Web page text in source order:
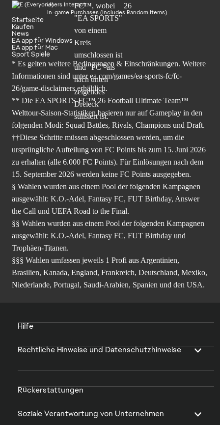
Users Interact
In-game Purchases (Includes Random Items)
Startseite
Kaufen
News
EA app für Windows
EA app für Mac
Sport Spiele
* Es gelten weitere Bedingungen & Einschränkungen. Weitere
Informationen sind unterea.com/games/ea-sports-fc/fc-
26/game-disclaimers erhältlich.
** Die EA SPORTS FC™ 26 Football Ultimate Team™
Welttour-Saison-Statistiken basieren nur auf Gameplay in den
folgenden Modi: Squad Battles, Rivals, Champions und Draft.
††Diese Schritte müssen abgeschlossen werden, um die
ursprüngliche Aufteilung von FC Points bis zum 15. Juni 2026
zu erhalten (alle 6.000 FC Points). Für Einlösungen nach dem
15. September 2026 werden keine FC Points ausgegeben.
§ Wahlen wurden aus einem Pool der folgenden Kampagnen
ausgewählt: K.O.-Adel, Fantasy FC, FUT Birthday, Answer
the Call und UEFA Road to the Final.
§§ Wahlen wurden aus einem Pool der folgenden Kampagnen
ausgewählt: K.O.-Adel, Fantasy FC, FUT Birthday und
Trophäen-Titanen.
§§§ Wahlen umfassen jeweils 1 Profi aus Argentinien,
Brasilien, Kanada, England, Frankreich, Deutschland, Mexiko,
Niederlande, Portugal, Saudi-Arabien, Spanien und den USA.
Hilfe
Rechtliche Hinweise und Datenschutzhinweise
Rückerstattungen
Soziale Verantwortung von Unternehmen